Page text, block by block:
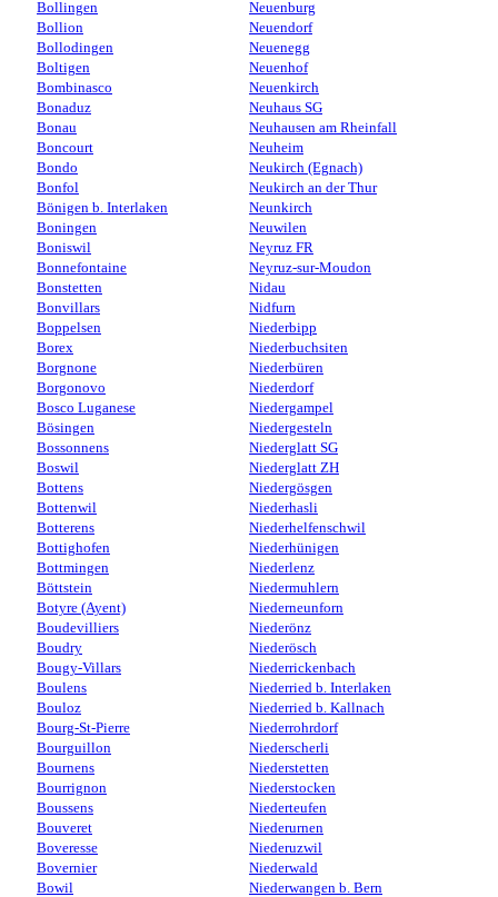
Bollingen
Bollion
Bollodingen
Boltigen
Bombinasco
Bonaduz
Bonau
Boncourt
Bondo
Bonfol
Bönigen b. Interlaken
Boningen
Boniswil
Bonnefontaine
Bonstetten
Bonvillars
Boppelsen
Borex
Borgnone
Borgonovo
Bosco Luganese
Bösingen
Bossonnens
Boswil
Bottens
Bottenwil
Botterens
Bottighofen
Bottmingen
Böttstein
Botyre (Ayent)
Boudevilliers
Boudry
Bougy-Villars
Boulens
Bouloz
Bourg-St-Pierre
Bourguillon
Bournens
Bourrignon
Boussens
Bouveret
Boveresse
Bovernier
Bowil
Neuenburg
Neuendorf
Neuenegg
Neuenhof
Neuenkirch
Neuhaus SG
Neuhausen am Rheinfall
Neuheim
Neukirch (Egnach)
Neukirch an der Thur
Neunkirch
Neuwilen
Neyruz FR
Neyruz-sur-Moudon
Nidau
Nidfurn
Niederbipp
Niederbuchsiten
Niederbüren
Niederdorf
Niedergampel
Niedergesteln
Niederglatt SG
Niederglatt ZH
Niedergösgen
Niederhasli
Niederhelfenschwil
Niederhünigen
Niederlenz
Niedermuhlern
Niederneunforn
Niederönz
Niederösch
Niederrickenbach
Niederried b. Interlaken
Niederried b. Kallnach
Niederrohrdorf
Niederscherli
Niederstetten
Niederstocken
Niederteufen
Niederurnen
Niederuzwil
Niederwald
Niederwangen b. Bern